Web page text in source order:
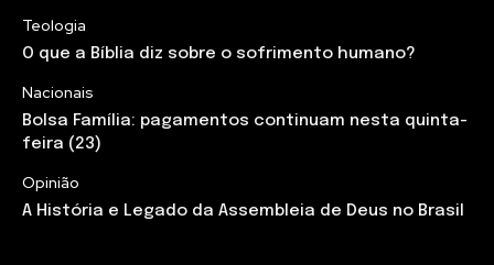
Teologia
O que a Bíblia diz sobre o sofrimento humano?
Nacionais
Bolsa Família: pagamentos continuam nesta quinta-
feira (23)
Opinião
A História e Legado da Assembleia de Deus no Brasil